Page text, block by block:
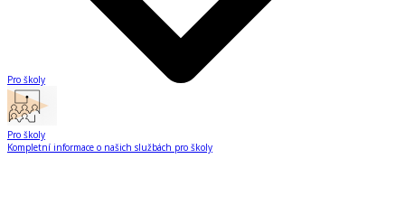
Pro školy
Pro školy
Kompletní informace o našich službách pro školy